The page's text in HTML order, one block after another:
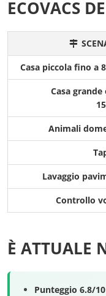
ECOVACS
Casa piccola fino a
Casa
Animali
Lavaggio
Controllo
È ATTUALE
Punteggio 6.8/10